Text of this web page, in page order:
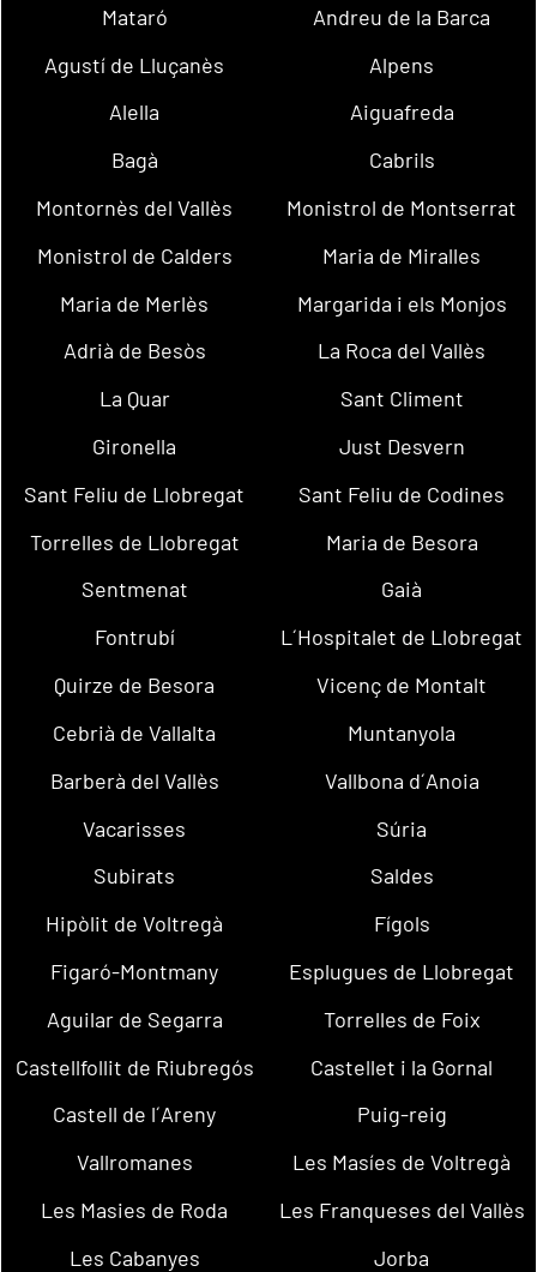
Mataró
Andreu de la Barca
Agustí de Lluçanès
Alpens
Alella
Aiguafreda
Bagà
Cabrils
Montornès del Vallès
Monistrol de Montserrat
Monistrol de Calders
Maria de Miralles
Maria de Merlès
Margarida i els Monjos
Adrià de Besòs
La Roca del Vallès
La Quar
Sant Climent
Gironella
Just Desvern
Sant Feliu de Llobregat
Sant Feliu de Codines
Torrelles de Llobregat
Maria de Besora
Sentmenat
Gaià
Fontrubí
L´Hospitalet de Llobregat
Quirze de Besora
Vicenç de Montalt
Cebrià de Vallalta
Muntanyola
Barberà del Vallès
Vallbona d´Anoia
Vacarisses
Súria
Subirats
Saldes
Hipòlit de Voltregà
Fígols
Figaró-Montmany
Esplugues de Llobregat
Aguilar de Segarra
Torrelles de Foix
Castellfollit de Riubregós
Castellet i la Gornal
Castell de l´Areny
Puig-reig
Vallromanes
Les Masíes de Voltregà
Les Masies de Roda
Les Franqueses del Vallès
Les Cabanyes
Jorba